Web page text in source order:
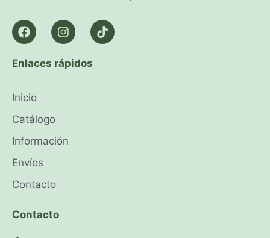
Enlaces rápidos
Inicio
Catálogo
Información
Envíos
Contacto
Contacto